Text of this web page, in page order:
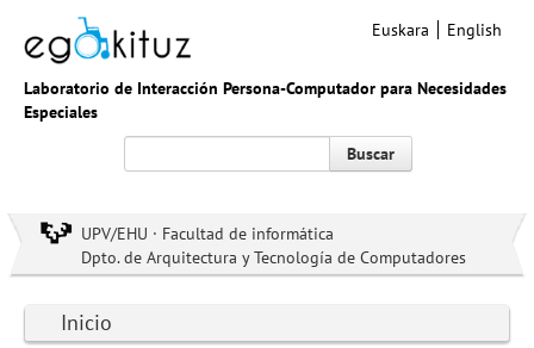
Laboratorio de Interacción Persona-Computador para Necesidades
Especiales
Euskara English
Buscar
UPV/EHU · Facultad de informática
Dpto. de Arquitectura y Tecnología de Computadores
Inicio